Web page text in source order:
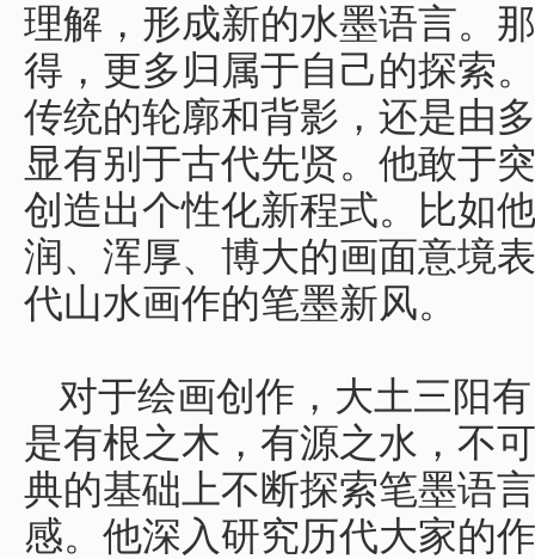
理解，形成新的水墨语言。
得，更多归属于自己的探索
传统的轮廓和背影，还是由
显有别于古代先贤。他敢于
创造出个性化新程式。比如
润、浑厚、博大的画面意境
代山水画作的笔墨新风。
对于绘画创作，大土三阳
是有根之木，有源之水，不
典的基础上不断探索笔墨语
感。他深入研究历代大家的